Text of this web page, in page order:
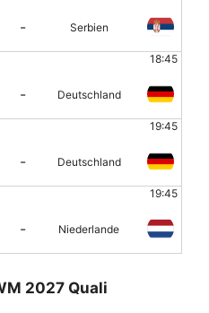
- Serbien
18:45
- Deutschland
19:45
- Deutschland
19:45
- Niederlande
2027 Quali